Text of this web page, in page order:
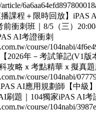
課程＋限時回放】iPAS
衝刺班｜8/5（三）
AI考證衝刺
course/104nabi/
【2026年－考試筆記(V1版
攻略ｘ考點精華ｘ擬真題
course/104nabi/
iPAS AI應用規劃師【中級
刷題​｜104獨家iPAS AI考
course/104nabi/